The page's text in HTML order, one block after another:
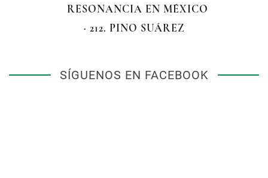
RESONANCIA EN MÉXICO
· 212. PINO SUÁREZ
SÍGUENOS EN FACEBOOK